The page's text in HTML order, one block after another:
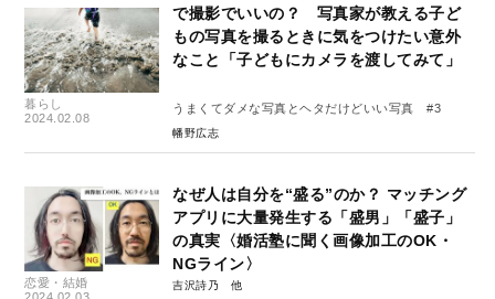
暮らし
2024.02.08
で撮影でいいの？ 写真家が教える子ど
もの写真を撮るときに気をつけたい意外
なこと「子どもにカメラを渡してみて」
うまくてダメな写真とヘタだけどいい写真 #3
幡野広志
恋愛・結婚
なぜ人は自分を“盛る”のか？ マッチング
アプリに大量発生する「盛男」「盛子」
の真実〈婚活塾に聞く画像加工のOK・
NGライン〉
吉沢詩乃